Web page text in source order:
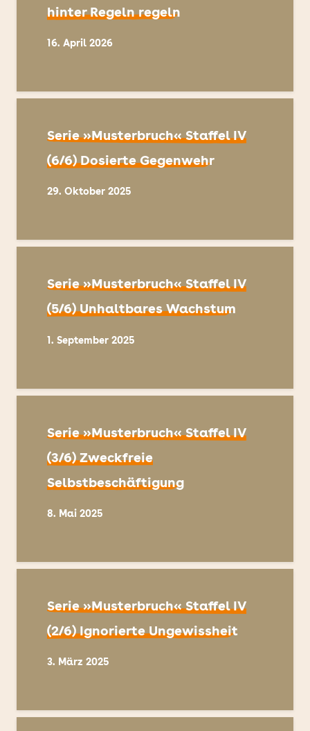
hinter Regeln regeln
16. April 2026
Serie »Musterbruch« Staffel IV
(6/6) Dosierte Gegenwehr
29. Oktober 2025
Serie »Musterbruch« Staffel IV
(5/6) Unhaltbares Wachstum
1. September 2025
Serie »Musterbruch« Staffel IV
(3/6) Zweckfreie
Selbstbeschäftigung
8. Mai 2025
Serie »Musterbruch« Staffel IV
(2/6) Ignorierte Ungewissheit
3. März 2025